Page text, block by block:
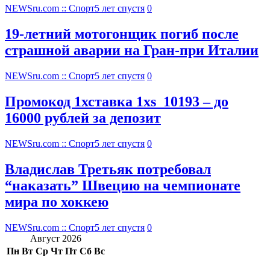
NEWSru.com :: Спорт5 лет спустя 0
19-летний мотогонщик погиб после
страшной аварии на Гран-при Италии
NEWSru.com :: Спорт5 лет спустя 0
Промокод 1хставка 1xs_10193 – до
16000 рублей за депозит
NEWSru.com :: Спорт5 лет спустя 0
Владислав Третьяк потребовал
“наказать” Швецию на чемпионате
мира по хоккею
NEWSru.com :: Спорт5 лет спустя 0
Август 2026
Пн Вт Ср Чт Пт Сб Вс